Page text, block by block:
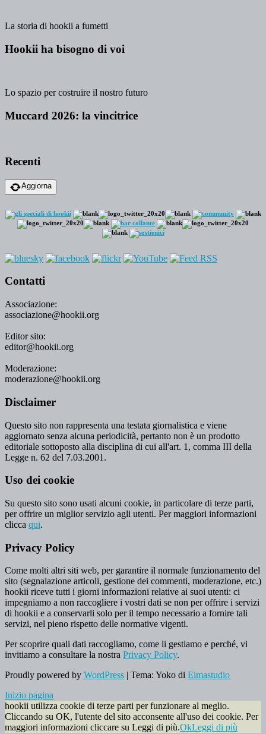
La storia di hookii a fumetti
Hookii ha bisogno di voi
Lo spazio per costruire il nostro futuro
Muccard 2026: la vincitrice
Recenti
Aggiorna
Contatti
Associazione:
associazione@hookii.org
Editor sito:
editor@hookii.org
Moderazione:
moderazione@hookii.org
Disclaimer
Questo sito non rappresenta una testata giornalistica e viene
aggiornato senza alcuna periodicità, pertanto non è un prodotto
editoriale sottoposto alla disciplina di cui all'art. 1, comma III della
Legge n. 62 del 7.03.2001.
Uso dei cookie
Su questo sito sono usati alcuni cookie, in particolare di terze parti,
per offrire un miglior servizio agli utenti. Per maggiori informazioni
clicca qui.
Privacy Policy
Come molti altri siti web, per garantire il normale funzionamento del
sito (segnalazione articoli, gestione dei commenti, moderazione, etc.)
hookii riceve tutti i giorni informazioni relative ai suoi utenti: ci
impegniamo a non raccogliere i vostri dati se non per offrire i servizi
di hookii e a conservarli solo per il tempo necessario a fornire tali
servizi, nel pieno rispetto delle normative vigenti.
Per scoprire quali dati raccogliamo, come li gestiamo e perché, vi
invitiamo a consultare la nostra Privacy Policy.
Proudly powered by WordPress | Tema: Yoko di Elmastudio
Inizio pagina
hookii utilizza cookie di terze parti per funzionare al meglio.
Cliccando su OK, l'utente del sito acconsente all'uso dei cookie. Per
maggiori informazioni cliccare su Leggi di più.OkLeggi di più